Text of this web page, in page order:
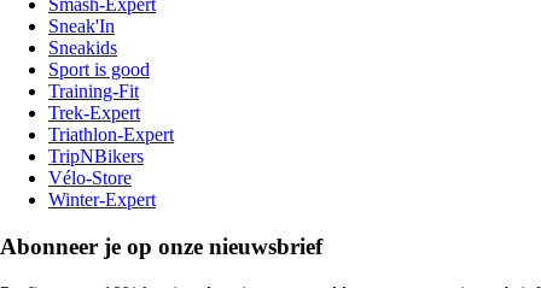
Smash-Expert
Sneak'In
Sneakids
Sport is good
Training-Fit
Trek-Expert
Triathlon-Expert
TripNBikers
Vélo-Store
Winter-Expert
Abonneer je op onze nieuwsbrief